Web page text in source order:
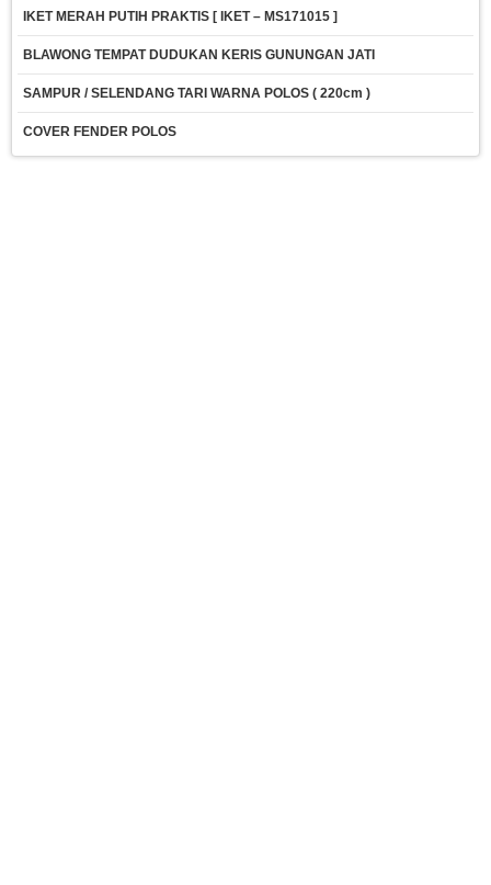
IKET MERAH PUTIH PRAKTIS [ IKET – MS171015 ]
BLAWONG TEMPAT DUDUKAN KERIS GUNUNGAN JATI
SAMPUR / SELENDANG TARI WARNA POLOS ( 220cm )
COVER FENDER POLOS